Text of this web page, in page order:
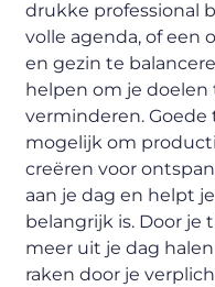
drukke professional
volle agenda, of een
en gezin te
helpen om je
verminderen.
mogelijk om
creëren voor
aan je dag en helpt
belangrijk is. Door je
meer uit je dag
raken door je